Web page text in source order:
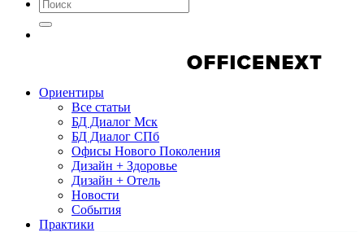
Ориентиры
Все статьи
БД Диалог Мск
БД Диалог СПб
Офисы Нового Поколения
Дизайн + Здоровье
Дизайн + Отель
Новости
События
Практики